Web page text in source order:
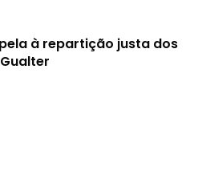
à repartição justa dos